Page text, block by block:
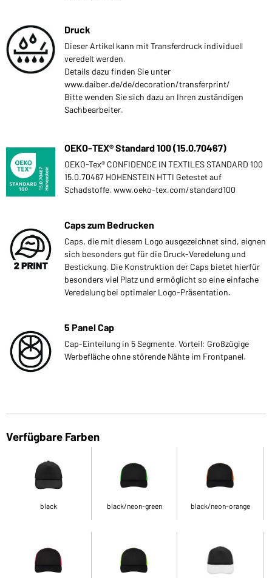
Druck
Dieser Artikel kann mit Transferdruck individuell
veredelt werden.
Details dazu finden Sie unter
www.daiber.de/de/decoration/transferprint/
Bitte wenden Sie sich dazu an Ihren zuständigen
Sachbearbeiter.
OEKO-TEX® Standard 100 (15.0.70467)
OEKO-Tex® CONFIDENCE IN TEXTILES STANDARD 100
15.0.70467 HOHENSTEIN HTTI Getestet auf
Schadstoffe. www.oeko-tex.com/standard100
Caps zum Bedrucken
Caps, die mit diesem Logo ausgezeichnet sind, eignen
sich besonders gut für die Druck-Veredelung und
Bestickung. Die Konstruktion der Caps bietet hierfür
besonders viel Platz und ermöglicht so eine einfache
Veredelung bei optimaler Logo-Präsentation.
5 Panel Cap
Cap-Einteilung in 5 Segmente. Vorteil: Großzügige
Werbefläche ohne störende Nähte im Frontpanel.
Verfügbare Farben
black black/neon-green black/neon-orange